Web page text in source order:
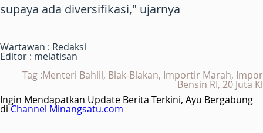
supaya ada diversifikasi," ujarnya
Wartawan : Redaksi
Editor : melatisan
Tag :Menteri Bahlil, Blak-Blakan, Importir Marah, Impor
Bensin RI, 20 Juta Kl
Ingin Mendapatkan Update Berita Terkini, Ayu Bergabung
diChannel Minangsatu.com